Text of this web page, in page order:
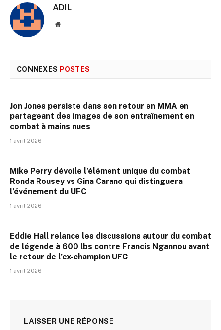
ADIL
Site
CONNEXES POSTES
Jon Jones persiste dans son retour en MMA en
partageant des images de son entraînement en
combat à mains nues
1 avril 2026
Mike Perry dévoile l’élément unique du combat
Ronda Rousey vs Gina Carano qui distinguera
l’événement du UFC
1 avril 2026
Eddie Hall relance les discussions autour du combat
de légende à 600 lbs contre Francis Ngannou avant
le retour de l’ex-champion UFC
1 avril 2026
LAISSER UNE RÉPONSE